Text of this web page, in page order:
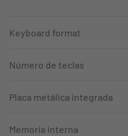
Keyboard format
Número de teclas
Placa metálica integrada
Memoria interna